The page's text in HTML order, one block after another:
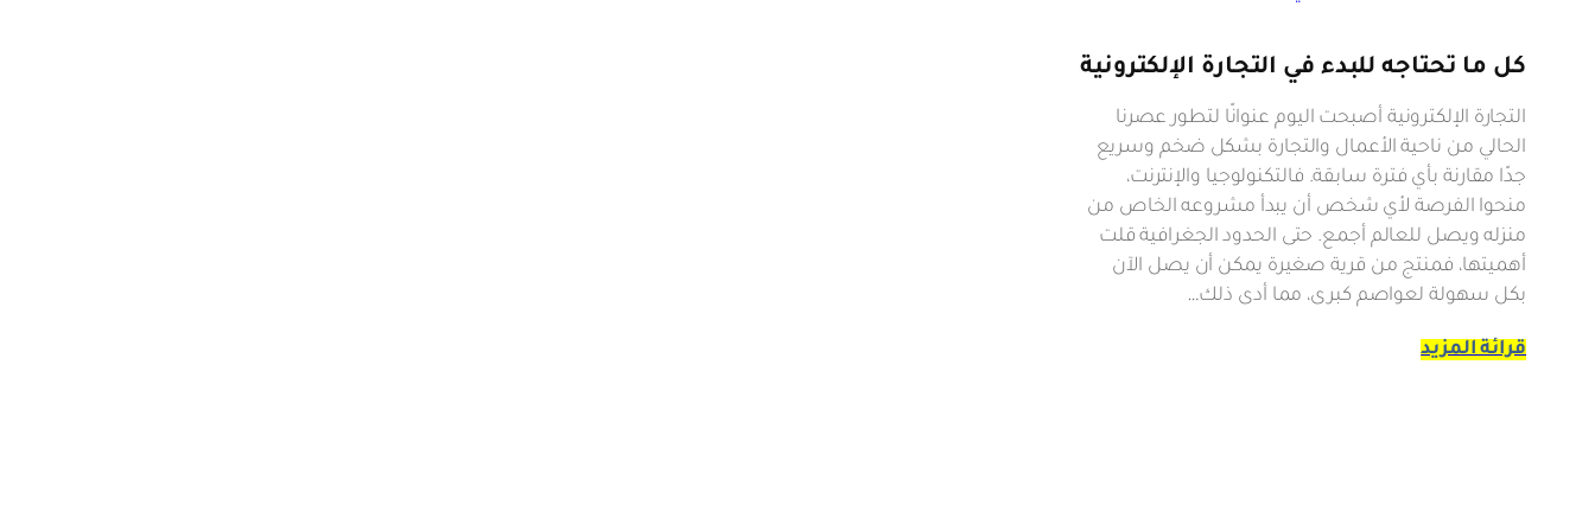
كل ما تحتاجه للبدء في التجارة الإلكترونية
التجارة الإلكترونية أصبحت اليوم عنوانًا لتطور عصرنا
الحالي من ناحية الأعمال والتجارة بشكل ضخم وسريع
جدًا مقارنة بأي فترة سابقة. فالتكنولوجيا والإنترنت،
منحوا الفرصة لأي شخص أن يبدأ مشروعه الخاص من
منزله ويصل للعالم أجمع. حتى الحدود الجغرافية قلت
أهميتها، فمنتج من قرية صغيرة يمكن أن يصل الآن
بكل سهولة لعواصم كبرى، مما أدى ذلك…
قرائة المزيد